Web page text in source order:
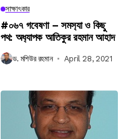
সাক্ষাৎকার
#০৬৭ গবেষণা – সমস‍্যা ও কিছু
পথ: অধ‍্যাপক আতিকুর রহমান আহাদ
ড. মশিউর রহমান April 28, 2021